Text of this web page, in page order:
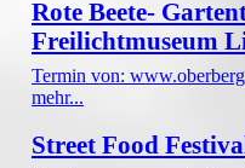
Rote Beete-
Freilichtmuseum
Termin von:
mehr...
Street Food